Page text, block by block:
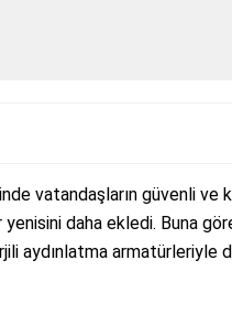
vatandaşların güvenli ve
daha ekledi. Buna
aydınlatma